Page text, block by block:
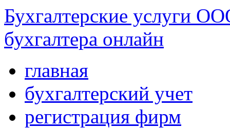
Бухгалтерские услуги
бухгалтера онлайн
главная
бухгалтерский учет
регистрация фирм